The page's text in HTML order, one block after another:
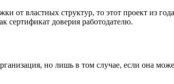
от властных структур, то этот проект из
сертификат доверия работодателю.
но лишь в том случае, если она